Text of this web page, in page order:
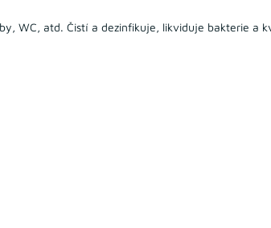
WC, atd. Čistí a dezinfikuje, likviduje bakterie a